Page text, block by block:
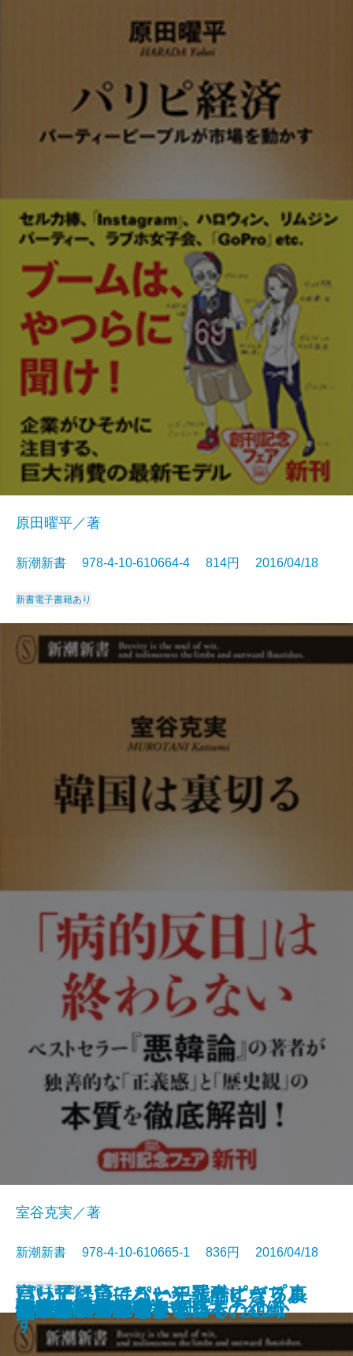
脳が壊れた
ジブリの仲間たち
不適切な日本語
食魔 谷崎潤一郎
格差と序列の日本史
違和感の正体
組織の掟
言ってはいけない―残酷すぎる真
実―
パリピ経済―パーティーピープル
が市場を動かす―
原田曜平／著
新潮新書 978-4-10-610664-4 814円 2016/04/18
新書電子書籍あり
韓国は裏切る
室谷克実／著
新潮新書 978-4-10-610665-1 836円 2016/04/18
新書電子書籍あり
戦国夜話
はじめての親鸞
いい子に育てると犯罪者になりま
す
日本語通
フジテレビはなぜ凋落したのか
学者は平気でウソをつく
がん哲学外来へようこそ
個人を幸福にしない日本の組織
情報の強者
1998年の宇多田ヒカル